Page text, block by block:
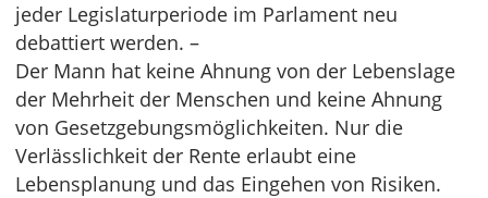
jeder Legislaturperiode im Parlament neu
debattiert werden. –
Der Mann hat keine Ahnung von der Lebenslage
der Mehrheit der Menschen und keine Ahnung
von Gesetzgebungsmöglichkeiten. Nur die
Verlässlichkeit der Rente erlaubt eine
Lebensplanung und das Eingehen von Risiken.